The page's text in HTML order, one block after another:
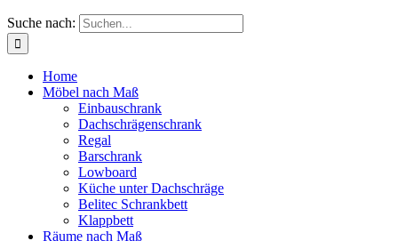
Suche nach:
Home
Möbel nach Maß
Einbauschrank
Dachschrägenschrank
Regal
Barschrank
Lowboard
Küche unter Dachschräge
Belitec Schrankbett
Klappbett
Räume nach Maß